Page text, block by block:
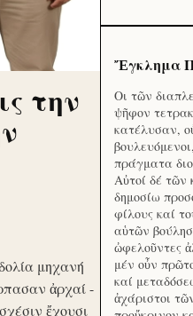
την
μηχανή
ἀρχαί -
ἔχουσι
Ἔγκλημα
Οι τῶν
ψῆφον
κατέλυσαν,
πράγματα
Αὐτοί δέ τῶν
δημοσίω
φίλους καί
αὑτῶν
ὠφελοῦντες
μέν οὖν
καί
ἀχάριστοι